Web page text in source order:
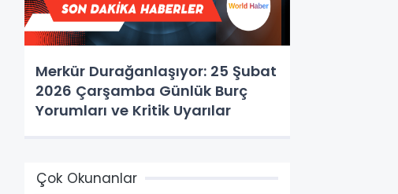
Merkür Durağanlaşıyor: 25 Şubat
2026 Çarşamba Günlük Burç
Yorumları ve Kritik Uyarılar
Çok Okunanlar